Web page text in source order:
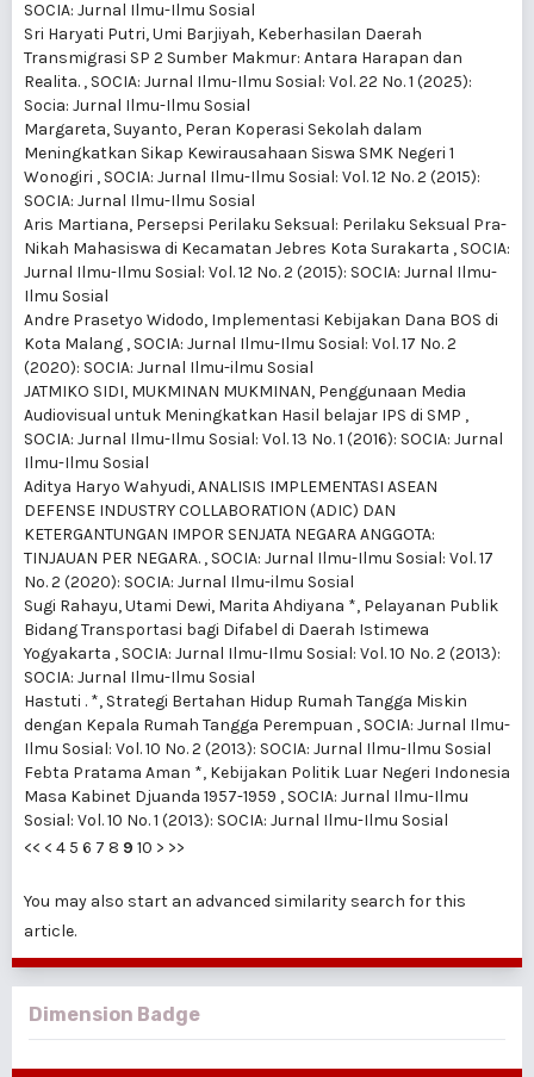
SOCIA: Jurnal Ilmu-Ilmu Sosial
Sri Haryati Putri, Umi Barjiyah, Keberhasilan Daerah
Transmigrasi SP 2 Sumber Makmur: Antara Harapan dan
Realita. , SOCIA: Jurnal Ilmu-Ilmu Sosial: Vol. 22 No. 1 (2025):
Socia: Jurnal Ilmu-Ilmu Sosial
Margareta, Suyanto, Peran Koperasi Sekolah dalam
Meningkatkan Sikap Kewirausahaan Siswa SMK Negeri 1
Wonogiri , SOCIA: Jurnal Ilmu-Ilmu Sosial: Vol. 12 No. 2 (2015):
SOCIA: Jurnal Ilmu-Ilmu Sosial
Aris Martiana, Persepsi Perilaku Seksual: Perilaku Seksual Pra-
Nikah Mahasiswa di Kecamatan Jebres Kota Surakarta , SOCIA:
Jurnal Ilmu-Ilmu Sosial: Vol. 12 No. 2 (2015): SOCIA: Jurnal Ilmu-
Ilmu Sosial
Andre Prasetyo Widodo, Implementasi Kebijakan Dana BOS di
Kota Malang , SOCIA: Jurnal Ilmu-Ilmu Sosial: Vol. 17 No. 2
(2020): SOCIA: Jurnal Ilmu-ilmu Sosial
JATMIKO SIDI, MUKMINAN MUKMINAN, Penggunaan Media
Audiovisual untuk Meningkatkan Hasil belajar IPS di SMP ,
SOCIA: Jurnal Ilmu-Ilmu Sosial: Vol. 13 No. 1 (2016): SOCIA: Jurnal
Ilmu-Ilmu Sosial
Aditya Haryo Wahyudi,ANALISIS IMPLEMENTASI ASEAN
DEFENSE INDUSTRY COLLABORATION (ADIC) DAN
KETERGANTUNGAN IMPOR SENJATA NEGARA ANGGOTA:
TINJAUAN PER NEGARA. , SOCIA: Jurnal Ilmu-Ilmu Sosial: Vol. 17
No. 2 (2020): SOCIA: Jurnal Ilmu-ilmu Sosial
Sugi Rahayu, Utami Dewi, Marita Ahdiyana *, Pelayanan Publik
Bidang Transportasi bagi Difabel di Daerah Istimewa
Yogyakarta , SOCIA: Jurnal Ilmu-Ilmu Sosial: Vol. 10 No. 2 (2013):
SOCIA: Jurnal Ilmu-Ilmu Sosial
Hastuti . *, Strategi Bertahan Hidup Rumah Tangga Miskin
dengan Kepala Rumah Tangga Perempuan , SOCIA: Jurnal Ilmu-
Ilmu Sosial: Vol. 10 No. 2 (2013): SOCIA: Jurnal Ilmu-Ilmu Sosial
Febta Pratama Aman *, Kebijakan Politik Luar Negeri Indonesia
Masa Kabinet Djuanda 1957-1959 , SOCIA: Jurnal Ilmu-Ilmu
Sosial: Vol. 10 No. 1 (2013): SOCIA: Jurnal Ilmu-Ilmu Sosial
<< < 4 5 6 7 8 9 10 > >>
You may also start an advanced similarity search for this
article.
Dimension Badge